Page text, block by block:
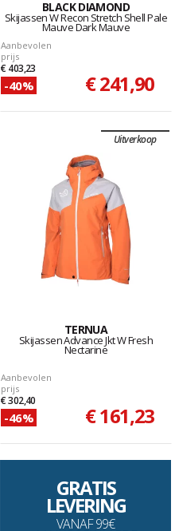
BLACK DIAMOND
Skijassen W Recon Stretch Shell Pale
Mauve Dark Mauve
Aanbevolen
prijs
€ 403,23
-40% € 241,90
Uitverkoop
TERNUA
Skijassen Advance Jkt W Fresh
Nectarine
Aanbevolen
prijs
€ 302,40
-46% € 161,23
GRATIS
LEVERING
VANAF 99€